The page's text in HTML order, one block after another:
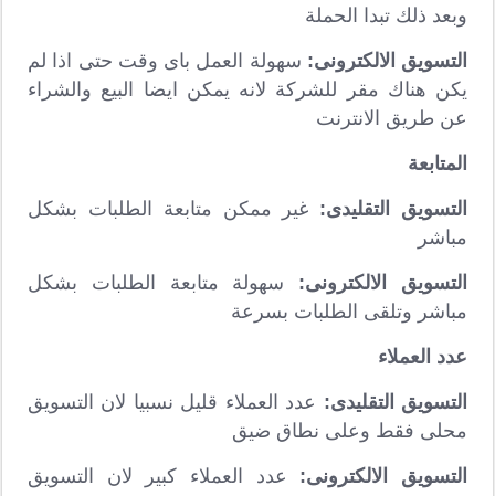
وبعد ذلك تبدا الحملة
التسويق الالكترونى: سهولة العمل باى وقت حتى اذا لم
يكن هناك مقر للشركة لانه يمكن ايضا البيع والشراء
عن طريق الانترنت
المتابعة
التسويق التقليدى: غير ممكن متابعة الطلبات بشكل
مباشر
التسويق الالكترونى: سهولة متابعة الطلبات بشكل
مباشر وتلقى الطلبات بسرعة
عدد العملاء
التسويق التقليدى: عدد العملاء قليل نسبيا لان التسويق
محلى فقط وعلى نطاق ضيق
التسويق الالكترونى: عدد العملاء كبير لان التسويق